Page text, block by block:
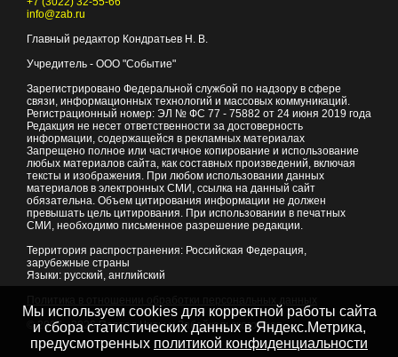
info@zab.ru
Главный редактор Кондратьев Н. В.
Учредитель - ООО "Событие"
Зарегистрировано Федеральной службой по надзору в сфере
связи, информационных технологий и массовых коммуникаций.
Регистрационный номер: ЭЛ № ФС 77 - 75882 от 24 июня 2019 года
Редакция не несет ответственности за достоверность
информации, содержащейся в рекламных материалах
Запрещено полное или частичное копирование и использование
любых материалов сайта, как составных произведений, включая
тексты и изображения. При любом использовании данных
материалов в электронных СМИ, ссылка на данный сайт
обязательна. Объем цитирования информации не должен
превышать цель цитирования. При использовании в печатных
СМИ, необходимо письменное разрешение редакции.
Территория распространения: Российская Федерация,
зарубежные страны
Языки: русский, английский
© 2007 - 2026Портал Читы и Забайкальского края
Мы используем cookies для корректной работы сайта
и сбора статистических данных в Яндекс.Метрика,
предусмотренных политикой конфиденциальности